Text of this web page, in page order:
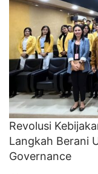
Revolusi
Langkah Berani
Governance